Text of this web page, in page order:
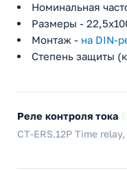
Номинальная
Размеры -
Монтаж - на DIN-
Степень защиты
Реле контроля тока
CT-ERS.12P Time